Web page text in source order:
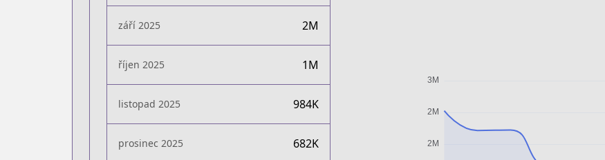
září 2025 2M
říjen 2025 1M
listopad 2025 984K
prosinec 2025 682K